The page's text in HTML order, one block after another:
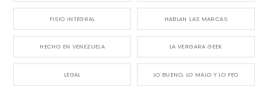
FISIO INTEGRAL HABLAN LAS MARCAS
HECHO EN VENEZUELA LA VERGARA GEEK
LEGAL LO BUENO, LO MALO Y LO FEO